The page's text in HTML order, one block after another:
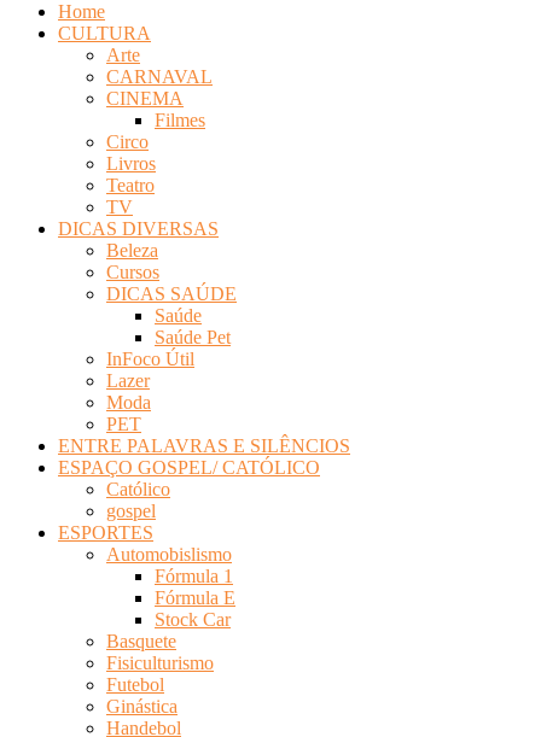
Home
CULTURA
Arte
CARNAVAL
CINEMA
Filmes
Circo
Livros
Teatro
TV
DICAS DIVERSAS
Beleza
Cursos
DICAS SAÚDE
Saúde
Saúde Pet
InFoco Útil
Lazer
Moda
PET
ENTRE PALAVRAS E SILÊNCIOS
ESPAÇO GOSPEL/ CATÓLICO
Católico
gospel
ESPORTES
Automobislismo
Fórmula 1
Fórmula E
Stock Car
Basquete
Fisiculturismo
Futebol
Ginástica
Handebol